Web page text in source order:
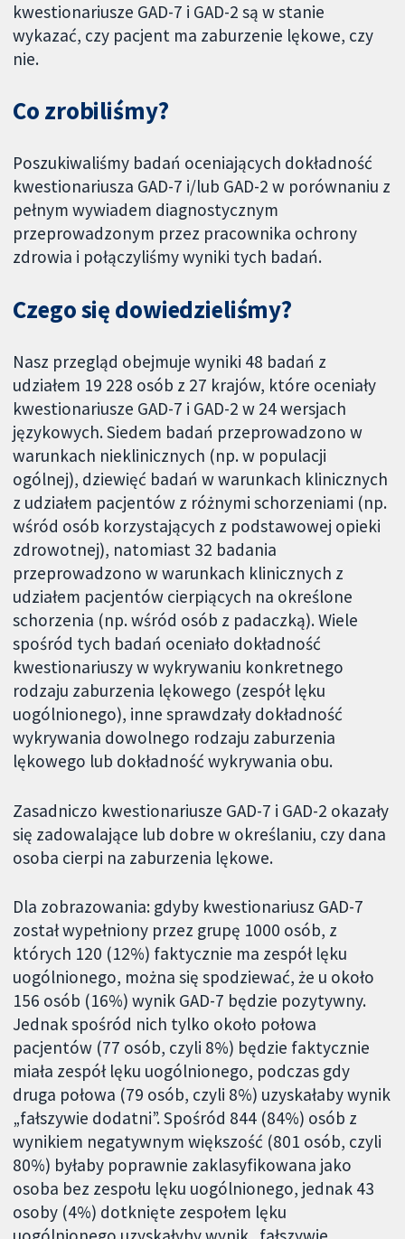
kwestionariusze GAD-7 i GAD-2 są w stanie
wykazać, czy pacjent ma zaburzenie lękowe, czy
nie.
Co zrobiliśmy?
Poszukiwaliśmy badań oceniających dokładność
kwestionariusza GAD-7 i/lub GAD-2 w porównaniu z
pełnym wywiadem diagnostycznym
przeprowadzonym przez pracownika ochrony
zdrowia i połączyliśmy wyniki tych badań.
Czego się dowiedzieliśmy?
Nasz przegląd obejmuje wyniki 48 badań z
udziałem 19 228 osób z 27 krajów, które oceniały
kwestionariusze GAD-7 i GAD-2 w 24 wersjach
językowych. Siedem badań przeprowadzono w
warunkach nieklinicznych (np. w populacji
ogólnej), dziewięć badań w warunkach klinicznych
z udziałem pacjentów z różnymi schorzeniami (np.
wśród osób korzystających z podstawowej opieki
zdrowotnej), natomiast 32 badania
przeprowadzono w warunkach klinicznych z
udziałem pacjentów cierpiących na określone
schorzenia (np. wśród osób z padaczką). Wiele
spośród tych badań oceniało dokładność
kwestionariuszy w wykrywaniu konkretnego
rodzaju zaburzenia lękowego (zespół lęku
uogólnionego), inne sprawdzały dokładność
wykrywania dowolnego rodzaju zaburzenia
lękowego lub dokładność wykrywania obu.
Zasadniczo kwestionariusze GAD-7 i GAD-2 okazały
się zadowalające lub dobre w określaniu, czy dana
osoba cierpi na zaburzenia lękowe.
Dla zobrazowania: gdyby kwestionariusz GAD-7
został wypełniony przez grupę 1000 osób, z
których 120 (12%) faktycznie ma zespół lęku
uogólnionego, można się spodziewać, że u około
156 osób (16%) wynik GAD-7 będzie pozytywny.
Jednak spośród nich tylko około połowa
pacjentów (77 osób, czyli 8%) będzie faktycznie
miała zespół lęku uogólnionego, podczas gdy
druga połowa (79 osób, czyli 8%) uzyskałaby wynik
„fałszywie dodatni”. Spośród 844 (84%) osób z
wynikiem negatywnym większość (801 osób, czyli
80%) byłaby poprawnie zaklasyfikowana jako
osoba bez zespołu lęku uogólnionego, jednak 43
osoby (4%) dotknięte zespołem lęku